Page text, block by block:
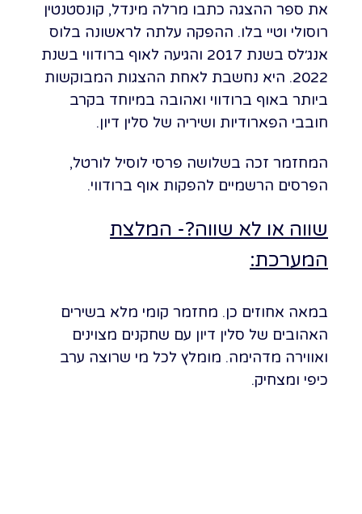
את ספר ההצגה כתבו מרלה מינדל, קונסטנטין
רוסולי וטיי בלו. ההפקה עלתה לראשונה בלוס
אנג׳לס בשנת 2017 והגיעה לאוף ברודווי בשנת
2022. היא נחשבת לאחת ההצגות המבוקשות
ביותר באוף ברודווי ואהובה במיוחד בקרב
חובבי הפארודיות ושיריה של סלין דיון.
המחזמר זכה בשלושה פרסי לוסיל לורטל,
הפרסים הרשמיים להפקות אוף ברודווי.
שווה או לא שווה?- המלצת
המערכת:
במאה אחוזים כן. מחזמר קומי מלא בשירים
האהובים של סלין דיון עם שחקנים מצוינים
ואווירה מדהימה. מומלץ לכל מי שרוצה ערב
כיפי ומצחיק.